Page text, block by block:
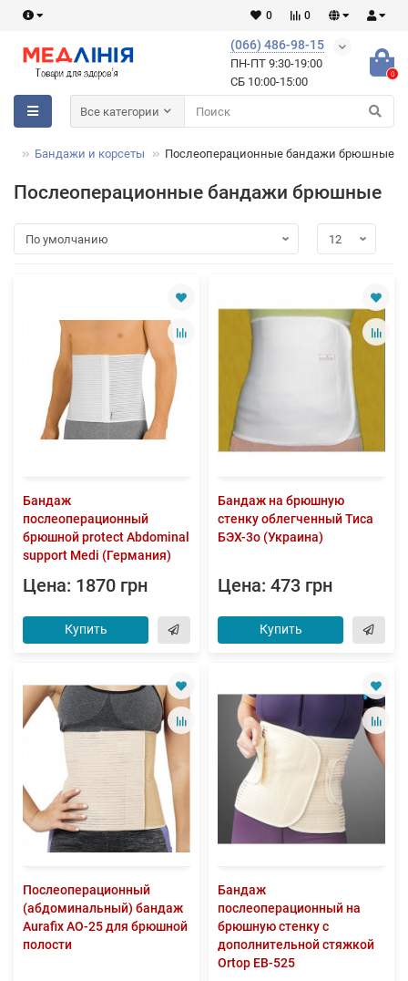
0
0
(066) 486-98-15
ПН-ПТ 9:30-19:00
СБ 10:00-15:00
0
Все категории
Бандажи и корсеты Послеоперационные бандажи брюшные
Послеоперационные бандажи брюшные
Бандаж
послеоперационный
брюшной protect Abdominal
support Medi (Германия)
Цена: 1870 грн
Купить
Бандаж на брюшную
стенку облегченный Тиса
БЭХ-3о (Украина)
Цена: 473 грн
Купить
Послеоперационный
(абдоминальный) бандаж
Aurafix AO-25 для брюшной
полости
Бандаж
послеоперационный на
брюшную стенку с
дополнительной стяжкой
Ortop EB-525